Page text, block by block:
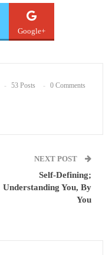
Google+
53 Posts 0 Comments
NEXT POST
Self-Defining;
Understanding You, By
You